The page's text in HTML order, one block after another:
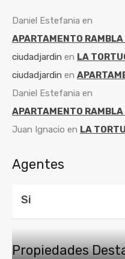
Daniel Estefania en
APARTAMENTO
ciudadjardin en LA
ciudadjardin en
Daniel Estefania en
APARTAMENTO
Juan Ignacio en LA
Agentes
Si
Propiedades